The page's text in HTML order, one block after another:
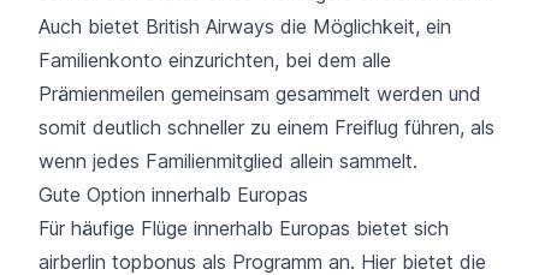
Auch bietet British Airways die Möglichkeit, ein
Familienkonto einzurichten, bei dem alle
Prämienmeilen gemeinsam gesammelt werden und
somit deutlich schneller zu einem Freiflug führen, als
wenn jedes Familienmitglied allein sammelt.
Gute Option innerhalb Europas
Für häufige Flüge innerhalb Europas bietet sich
airberlin topbonus als Programm an. Hier bietet die